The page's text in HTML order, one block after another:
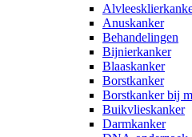
Anuskanker
Behandelingen
Bijnierkanker
Blaaskanker
Borstkanker
Borstkanker bij
Buikvlieskanker
Darmkanker